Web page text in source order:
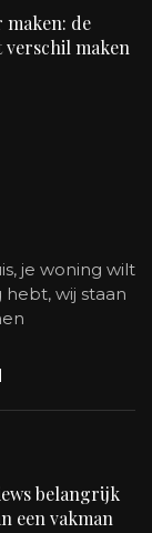
maken: de
verschil maken
je woning wilt
wij staan
belangrijk
een vakman